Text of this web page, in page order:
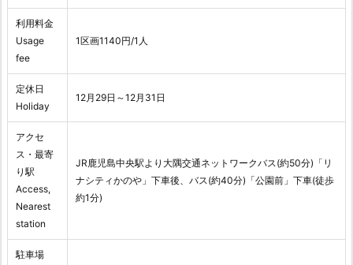
利用料金
Usage
fee
1区画1140円/1人
定休日
Holiday
12月29日～12月31日
アクセ
ス・最寄
り駅
Access,
Nearest
station
JR鹿児島中央駅より大隅交通ネットワークバス(約50分)「リ
ナシティかのや」下車後、バス(約40分)「公園前」下車(徒歩
約1分)
駐車場